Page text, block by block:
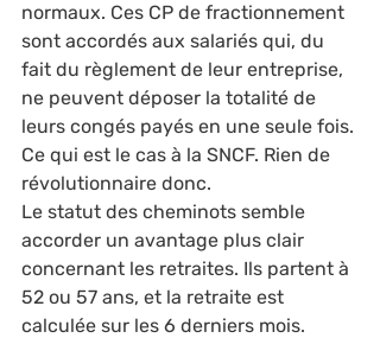
normaux. Ces CP de fractionnement
sont accordés aux salariés qui, du
fait du règlement de leur entreprise,
ne peuvent déposer la totalité de
leurs congés payés en une seule fois.
Ce qui est le cas à la SNCF. Rien de
révolutionnaire donc.
Le statut des cheminots semble
accorder un avantage plus clair
concernant les retraites. Ils partent à
52 ou 57 ans, et la retraite est
calculée sur les 6 derniers mois.